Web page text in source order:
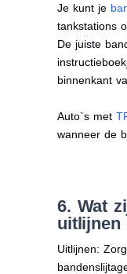
Je kunt je
tankstations
De juiste
binnenkant
Auto`s met
wanneer de
6. Wat
uitlijnen
Uitlijnen: